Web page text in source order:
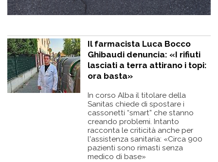
Il farmacista Luca Bocco
Ghibaudi denuncia: «I rifiuti
lasciati a terra attirano i topi:
ora basta»
In corso Alba il titolare della
Sanitas chiede di spostare i
cassonetti “smart” che stanno
creando problemi. Intanto
racconta le criticità anche per
l'assistenza sanitaria: «Circa 900
pazienti sono rimasti senza
medico di base»